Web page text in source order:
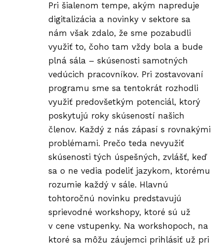
Pri šialenom tempe, akým napreduje
digitalizácia a novinky v sektore sa
nám však zdalo, že sme pozabudli
využiť to, čoho tam vždy bola a bude
plná sála – skúsenosti samotných
vedúcich pracovníkov. Pri zostavovaní
programu sme sa tentokrát rozhodli
využiť predovšetkým potenciál, ktorý
poskytujú roky skúseností našich
členov. Každý z nás zápasí s rovnakými
problémami. Prečo teda nevyužiť
skúsenosti tých úspešných, zvlášť, keď
sa o ne vedia podeliť jazykom, ktorému
rozumie každý v sále. Hlavnú
tohtoročnú novinku predstavujú
sprievodné workshopy, ktoré sú už
v cene vstupenky. Na workshopoch, na
ktoré sa môžu záujemci prihlásiť už pri